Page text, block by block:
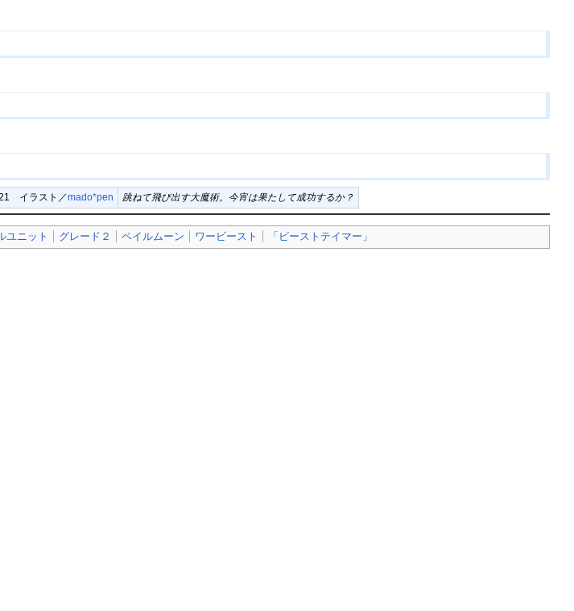
イラスト／mado*pen 跳ねて飛び出す大魔術。今宵は果たして成功するか？
ユニット グレード２ ペイルムーン ワービースト 「ビーストテイマー」